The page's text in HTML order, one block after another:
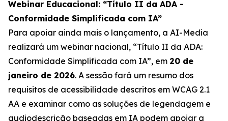
Webinar Educacional: “Título II da ADA -
Conformidade Simplificada com IA”
Para apoiar ainda mais o lançamento, a AI-Media
realizará um webinar nacional, “Título II da ADA:
Conformidade Simplificada com IA”, em 20 de
janeiro de 2026. A sessão fará um resumo dos
requisitos de acessibilidade descritos em WCAG 2.1
AA e examinar como as soluções de legendagem e
audiodescrição baseadas em IA podem apoiar a